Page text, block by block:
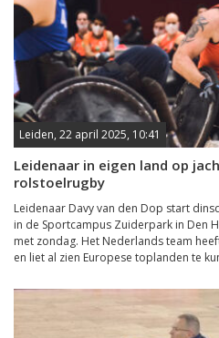
Leiden, 22 april 2025, 10:41
Leidenaar in eigen land op
rolstoelrugby
Leidenaar Davy van den Dop start
in de Sportcampus Zuiderpark in Den
met zondag. Het Nederlands team
en liet al zien Europese toplanden te